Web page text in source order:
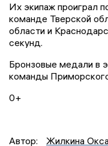
Их экипаж проиграл
команде Тверской
области и
секунд.
Бронзовые медали в
команды
0+
Автор: Жилкина